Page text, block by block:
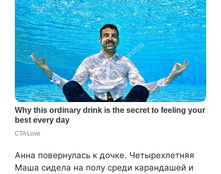
Анна повернулась к дочке. Четырехлетняя
Маша сидела на полу среди карандашей и